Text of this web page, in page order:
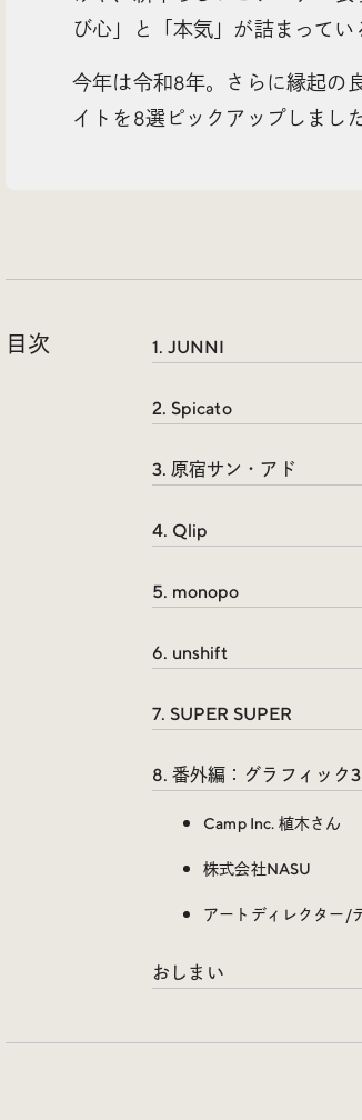
び心」と「本気」が詰まってい
今年は令和8年。さらに縁起の
イトを8選ピックアップしまし
目次 1. JUNNI
2. Spicato
3. 原宿サン・アド
4. Qlip
5. monopo
6. unshift
7. SUPER SUPER
8. 番外編：グラフィック
Camp Inc. 植木さん
株式会社NASU
アートディレクター/
おしまい